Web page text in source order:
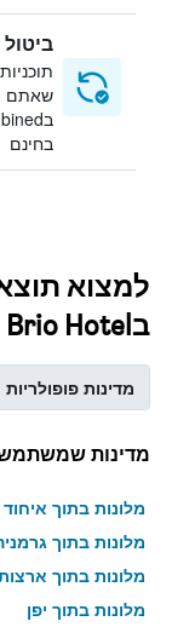
שאתם
בחינם
למצוא
בBrio Hotel
מדינות פופולריות
מדינות
מלונות בתוך
מלונות בתוך
מלונות בתוך
מלונות בתוך יפן